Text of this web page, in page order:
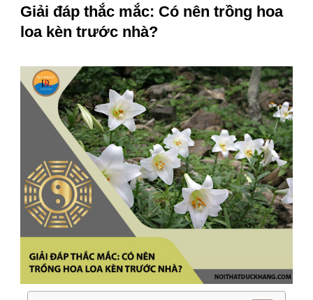
Giải đáp thắc mắc: Có nên trồng hoa
loa kèn trước nhà?